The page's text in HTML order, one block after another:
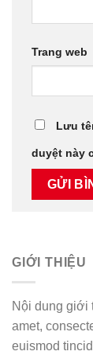
Trang web
Lưu
duyệt này
GIỚI THIỆU
Nội dung giới
amet,
euismod